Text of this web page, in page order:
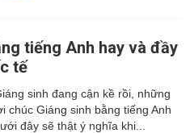
tiếng Anh hay và đầy
tế
sinh đang cận kề rồi, những
chúc Giáng sinh bằng tiếng Anh
đây sẽ thật ý nghĩa khi...